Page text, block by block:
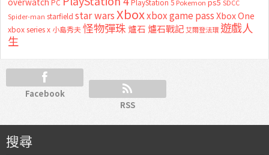
PC PlayStation 5 Pokemon SDCC
Spider-man starfield star warsXboxxbox game passXbox One
xbox series x 小島秀夫怪物彈珠 爐石 爐石戰記艾爾登法環 遊戲人
生
Facebook
RSS
搜尋